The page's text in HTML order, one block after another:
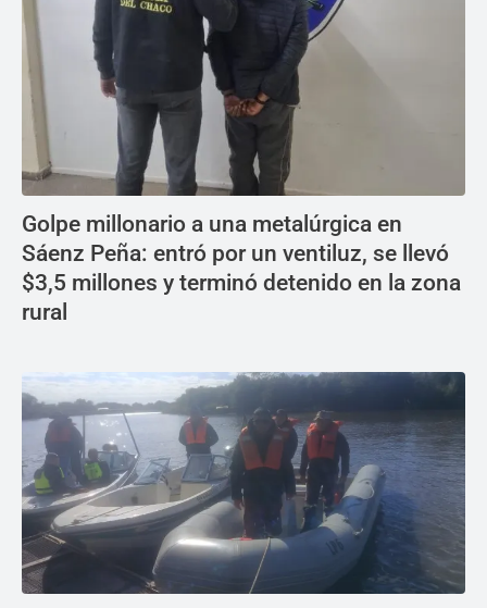
Golpe millonario a una metalúrgica en
Sáenz Peña: entró por un ventiluz, se llevó
$3,5 millones y terminó detenido en la zona
rural